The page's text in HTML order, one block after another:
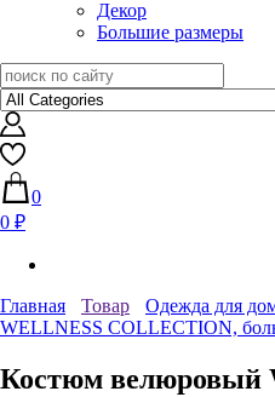
Декор
Большие размеры
0
0 ₽
Главная Товар Одежда для
WELLNESS COLLECTION,
Костюм велюровый